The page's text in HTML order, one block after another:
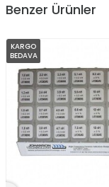
Benzer Ürünler
KARGO
BEDAVA